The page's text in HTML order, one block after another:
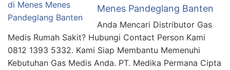
Menes Pandeglang Banten
Anda Mencari Distributor Gas
Medis Rumah Sakit? Hubungi Contact Person Kami
0812 1393 5332. Kami Siap Membantu Memenuhi
Kebutuhan Gas Medis Anda. PT. Medika Permana Cipta